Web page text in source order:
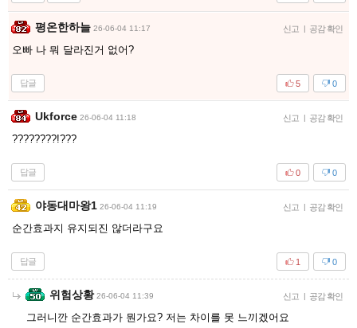
평온한하늘 26-06-04 11:17 신고 | 공감 확인
오빠 나 뭐 달라진거 없어?
답글 0
5
Ukforce 26-06-04 11:18 신고 | 공감 확인
????????!???
답글 0
0
야동대마왕1 26-06-04 11:19 신고 | 공감 확인
순간효과지 유지되진 않더라구요
답글 0
1
위험상황 26-06-04 11:39 신고 | 공감 확인
그러니깐 순간효과가 뭔가요? 저는 차이를 못 느끼겠어요